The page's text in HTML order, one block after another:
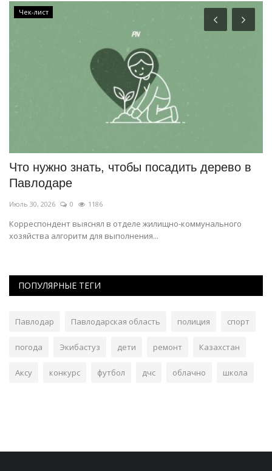
Чек-лист
Что нужно знать, чтобы посадить дерево в
Павлодаре
Июль 30, 2026 0 1186
Корреспондент выяснял в отделе жилищно-коммунального
хозяйства алгоритм для выполнения...
ПОПУЛЯРНЫЕ ТЕГИ
Павлодар Павлодарская область полиция спорт
погода Экибастуз дети ремонт Казахстан
Аксу конкурс футбол дчс облачно школа